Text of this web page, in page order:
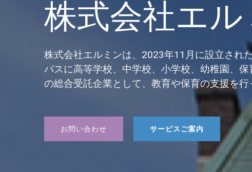
株式会社エル
株式会社エルミンは、2023年11月に設立され
パスに高等学校、中学校、小学校、幼稚園、
の総合受託企業として、教育や保育の支援を
お問い合わせ サービスご案内